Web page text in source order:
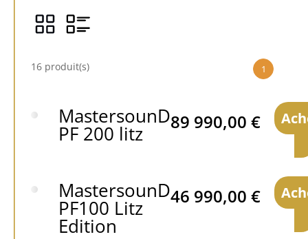
16 produit(s) 1
MastersounD
PF 200 litz 89 990,00 €
MastersounD
PF100 Litz
Edition
46 990,00 €